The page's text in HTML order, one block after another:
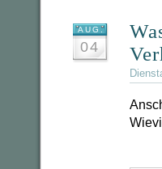
AUG.
04